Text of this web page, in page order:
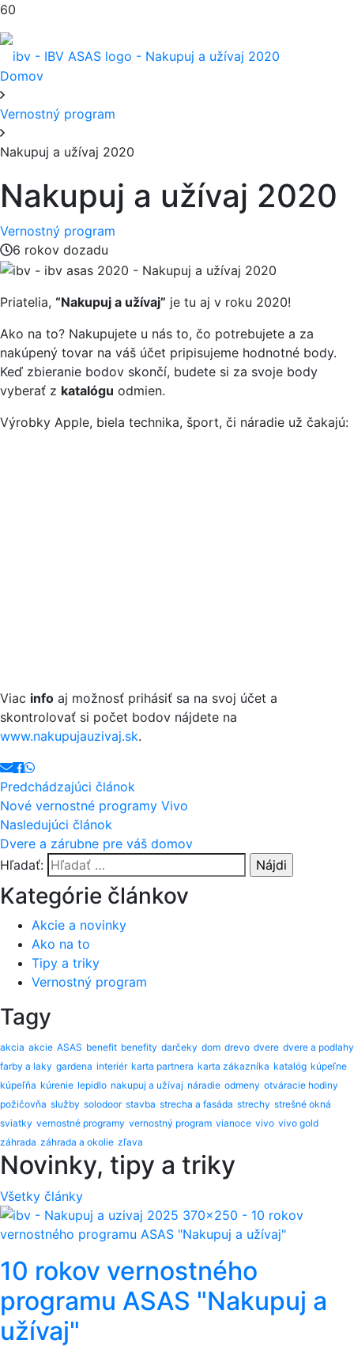
Domov
Vernostný program
Nakupuj a užívaj 2020
Nakupuj a užívaj 2020
Vernostný program
6 rokov dozadu
Priatelia, “Nakupuj a užívaj” je tu aj v roku 2020!
Ako na to? Nakupujete u nás to, čo potrebujete a za
nakúpený tovar na váš účet pripisujeme hodnotné body.
Keď zbieranie bodov skončí, budete si za svoje body
vyberať z katalógu odmien.
Výrobky Apple, biela technika, šport, či náradie už čakajú:
Viac info aj možnosť prihásiť sa na svoj účet a
skontrolovať si počet bodov nájdete na
www.nakupujauzivaj.sk.
Predchádzajúci článok
Nové vernostné programy Vivo
Nasledujúci článok
Dvere a zárubne pre váš domov
Hľadať:
Kategórie článkov
Akcie a novinky
Ako na to
Tipy a triky
Vernostný program
Tagy
akcia akcie ASAS benefit benefity darčeky dom drevo dvere dvere a podlahy
farby a laky gardena interiér karta partnera karta zákazníka katalóg kúpeľne
kúpeľňa kúrenie lepidlo nakupuj a užívaj náradie odmeny otváracie hodiny
požičovňa služby solodoor stavba strecha a fasáda strechy strešné okná
sviatky vernostné programy vernostný program vianoce vivo vivo gold
záhrada záhrada a okolie zľava
Novinky, tipy a triky
Všetky články
10 rokov vernostného
programu ASAS "Nakupuj a
užívaj"